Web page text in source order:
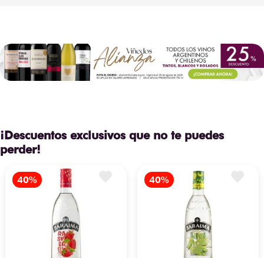
¡Descuentos exclusivos que no te puedes
perder!